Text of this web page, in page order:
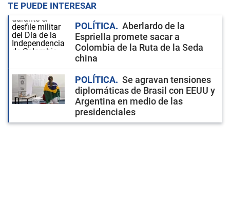
TE PUEDE INTERESAR
POLÍTICA
Aberlardo de la
Espriella promete sacar a
Colombia de la Ruta de la Seda
china
POLÍTICA
Se agravan tensiones
diplomáticas de Brasil con EEUU y
Argentina en medio de las
presidenciales